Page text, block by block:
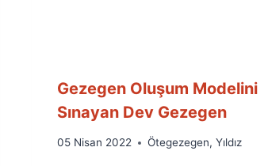
Gezegen Oluşum Modelini
Sınayan Dev Gezegen
By
05 Nisan 2022 Ötegezegen,Yıldız